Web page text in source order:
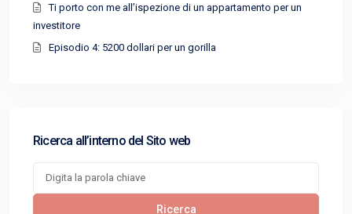
Ti porto con me all’ispezione di un appartamento per un
investitore
Episodio 4: 5200 dollari per un gorilla
Ricerca all’interno del Sito web
Ricerca